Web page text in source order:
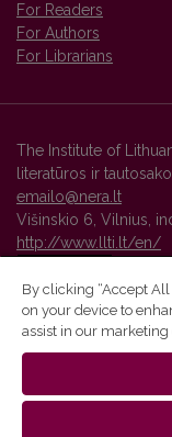
For Readers
For Authors
For Librarians
The Institute of
literatūros ir
emailo@nera.lt
Višinskio 6, Vilnius,
http://www.llti.lt/en/
Vilnius University
By clicking “Accept All
on your device to
assist in our marketing